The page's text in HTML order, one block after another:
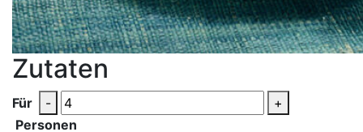
Zutaten
Für -
+
Personen